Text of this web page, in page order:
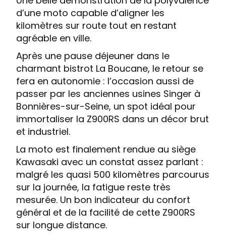
d’une moto capable d’aligner les
kilomètres sur route tout en restant
agréable en ville.
Après une pause déjeuner dans le
charmant bistrot La Boucane, le retour se
fera en autonomie : l’occasion aussi de
passer par les anciennes usines Singer à
Bonnières-sur-Seine, un spot idéal pour
immortaliser la Z900RS dans un décor brut
et industriel.
La moto est finalement rendue au siège
Kawasaki avec un constat assez parlant :
malgré les quasi 500 kilomètres parcourus
sur la journée, la fatigue reste très
mesurée. Un bon indicateur du confort
général et de la facilité de cette Z900RS
sur longue distance.